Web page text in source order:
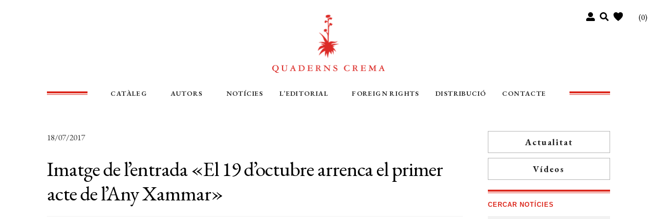
(0)
CATÀLEG AUTORS NOTÍCIES L’EDITORIAL FOREIGN RIGHTS DISTRIBUCIÓ CONTACTE
18/07/2017
Imatge de l’entrada «El 19 d’octubre arrenca el primer
acte de l’Any Xammar»
Actualitat
Vídeos
CERCAR NOTÍCIES